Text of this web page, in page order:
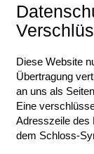
Diese Website
Übertragung
an uns als
Eine
Adresszeile des
dem Schloss-